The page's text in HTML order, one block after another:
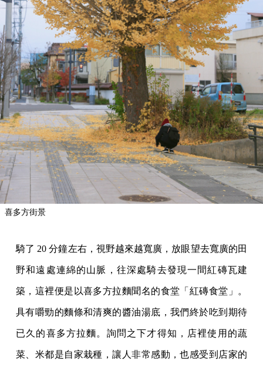
喜多方街景
騎了 20 分鐘左右，視野越來越寬廣，放眼望去寬廣的田
野和遠處連綿的山脈，往深處騎去發現一間紅磚瓦建
築，這裡便是以喜多方拉麵聞名的食堂「紅磚食堂」。
具有嚼勁的麵條和清爽的醬油湯底，我們終於吃到期待
已久的喜多方拉麵。詢問之下才得知，店裡使用的蔬
菜、米都是自家栽種，讓人非常感動，也感受到店家的